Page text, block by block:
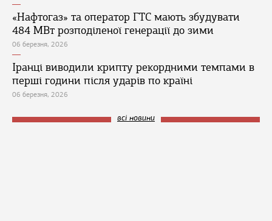
«Нафтогаз» та оператор ГТС мають збудувати
484 МВт розподіленої генерації до зими
06 березня, 2026
Іранці виводили крипту рекордними темпами в
перші години після ударів по країні
06 березня, 2026
всі новини